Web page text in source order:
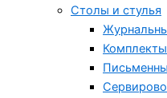
Столы и стулья